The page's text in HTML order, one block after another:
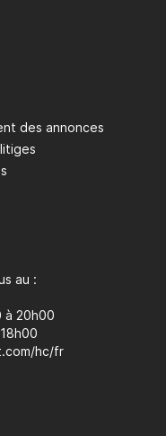
des annonces
au :
à 20h00
hc/fr